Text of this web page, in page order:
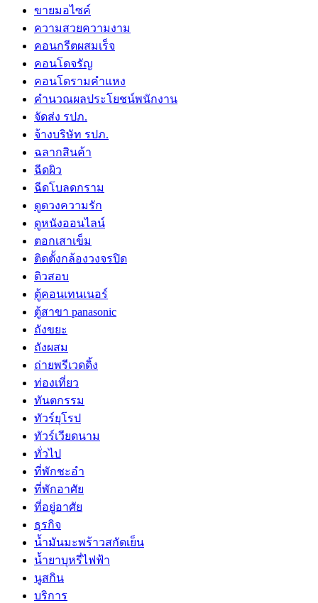
ขายมอไซค์
ความสวยความงาม
คอนกรีตผสมเร็จ
คอนโดจรัญ
คอนโดรามคำแหง
คำนวณผลประโยชน์พนักงาน
จัดส่ง รปภ.
จ้างบริษัท รปภ.
ฉลากสินค้า
ฉีดผิว
ฉีดโบลดกราม
ดูดวงความรัก
ดูหนังออนไลน์
ตอกเสาเข็ม
ติดตั้งกล้องวงจรปิด
ติวสอบ
ตู้คอนเทนเนอร์
ตู้สาขา panasonic
ถังขยะ
ถังผสม
ถ่ายพรีเวดดิ้ง
ท่องเที่ยว
ทันตกรรม
ทัวร์ยุโรป
ทัวร์เวียดนาม
ทั่วไป
ที่พักชะอำ
ที่พักอาศัย
ที่อยู่อาศัย
ธุรกิจ
น้ำมันมะพร้าวสกัดเย็น
น้ำยาบุหรี่ไฟฟ้า
นูสกิน
บริการ